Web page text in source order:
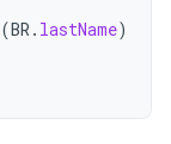
(BR . lastName)